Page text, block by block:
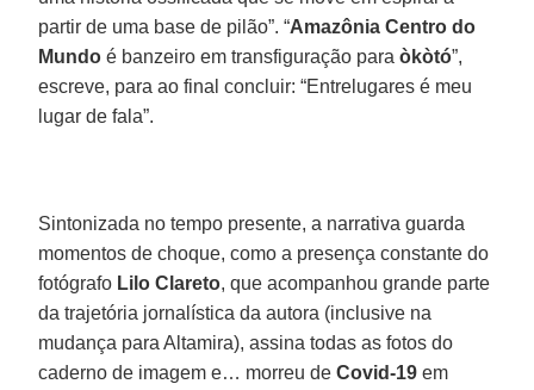
partir de uma base de pilão”. “Amazônia Centro do
Mundo é banzeiro em transfiguração paraòkòtó”,
escreve, para ao final concluir: “Entrelugares é meu
lugar de fala”.
Sintonizada no tempo presente, a narrativa guarda
momentos de choque, como a presença constante do
fotógrafo Lilo Clareto, que acompanhou grande parte
da trajetória jornalística da autora (inclusive na
mudança para Altamira), assina todas as fotos do
caderno de imagem e… morreu de Covid-19 em